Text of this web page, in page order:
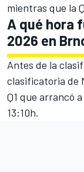
mientras que la
A qué hora
2026 en
Antes de la
clasificatoria de
Q1 que arrancó
13:10h.